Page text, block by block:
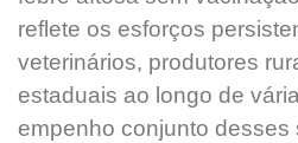
reflete os esforços
veterinários, produtores
estaduais ao longo de
empenho conjunto desses